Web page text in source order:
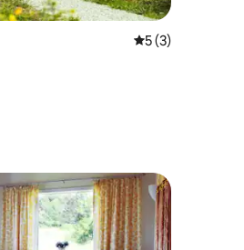
Średnia ocena: 5
5 (3)